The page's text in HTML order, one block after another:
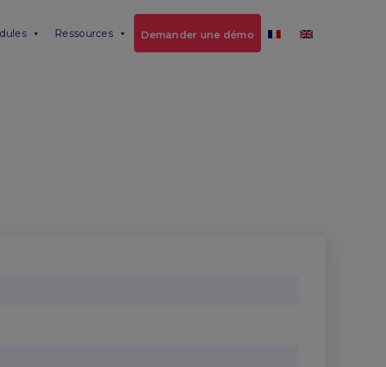
Ressources Demander une démo